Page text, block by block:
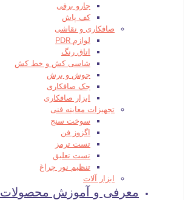
جارو برقی
کف پاش
صافکاری و نقاشی
لوازم PDR
اتاق رنگ
شاسی کش و خط کش
جوش و برش
جک صافکاری
ابزار صافکاری
تجهیزات معاینه فنی
سوخت سنج
اگزوز فن
تست ترمز
تست تعلیق
تنظیم نور چراغ
ابزار آلات
معرفی و آموزش محصولات